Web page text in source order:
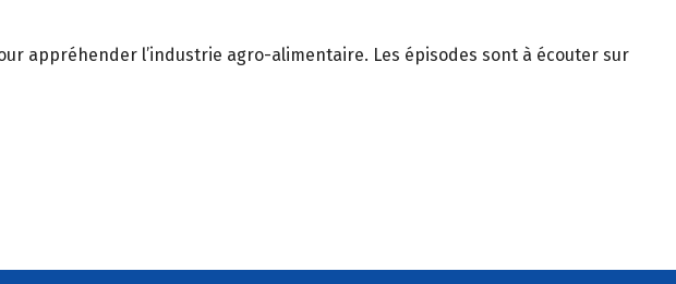
appréhender l’industrie agro-alimentaire. Les épisodes sont à écouter sur